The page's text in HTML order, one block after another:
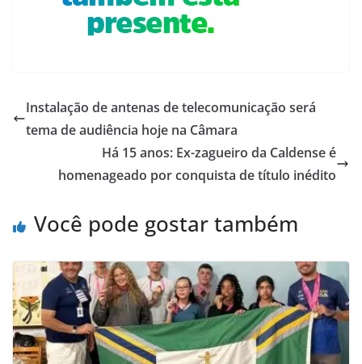
Instalação de antenas de telecomunicação será
tema de audiência hoje na Câmara
Há 15 anos: Ex-zagueiro da Caldense é
homenageado por conquista de título inédito
Você pode gostar também